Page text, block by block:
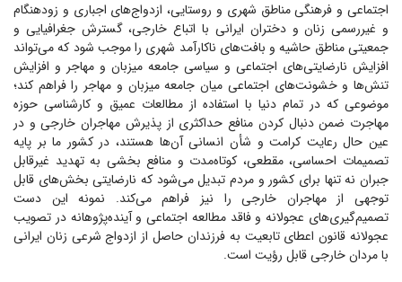
اجتماعی و فرهنگی مناطق شهری و روستایی، ازدواج‌های اجباری و زودهنگام
و غیررسمی زنان و دختران ایرانی با اتباع خارجی، گسترش جغرافیایی و
جمعیتی مناطق حاشیه و بافت‌های ناکارآمد شهری را موجب شود که می‌تواند
افزایش نارضایتی‌های اجتماعی و سیاسی جامعه میزبان و مهاجر و افزایش
تنش‌ها و خشونت‌های اجتماعی میان جامعه میزبان و مهاجر را فراهم کند؛
موضوعی که در تمام دنیا با استفاده از مطالعات عمیق و کارشناسی حوزه
مهاجرت ضمن دنبال کردن منافع حداکثری از پذیرش مهاجران خارجی و در
عین حال رعایت کرامت و شأن انسانی آن‌ها هستند، در کشور ما بر پایه
تصمیمات احساسی، مقطعی، کوتاه‌مدت و منافع بخشی به تهدید غیرقابل
جبران نه تنها برای کشور و مردم تبدیل می‌شود که نارضایتی بخش‌های قابل
توجهی از مهاجران خارجی را نیز فراهم می‌کند. نمونه این دست
تصمیم‌گیری‌های عجولانه و فاقد مطالعه اجتماعی و آینده‌پژوهانه در تصویب
عجولانه قانون اعطای تابعیت به فرزندان حاصل از ازدواج شرعی زنان ایرانی
با مردان خارجی قابل رؤیت است.